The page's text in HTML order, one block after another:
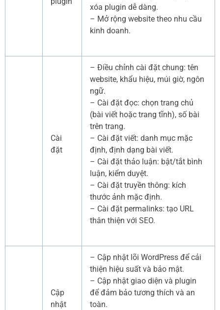
xóa plugin dễ dàng.
– Mở rộng website theo nhu cầu
kinh doanh.
Cài
đặt
– Điều chỉnh cài đặt chung: tên
website, khẩu hiệu, múi giờ, ngôn
ngữ.
– Cài đặt đọc: chọn trang chủ
(bài viết hoặc trang tĩnh), số bài
trên trang.
– Cài đặt viết: danh mục mặc
định, định dạng bài viết.
– Cài đặt thảo luận: bật/tắt bình
luận, kiểm duyệt.
– Cài đặt truyền thông: kích
thước ảnh mặc định.
– Cài đặt permalinks: tạo URL
thân thiện với SEO.
Cập
nhật
– Cập nhật lõi WordPress để cải
thiện hiệu suất và bảo mật.
– Cập nhật giao diện và plugin
để đảm bảo tương thích và an
toàn.